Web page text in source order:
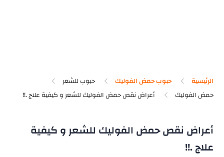
الرئيسية حبوب حمض الفوليك
حبوب للشعر
حمض الفوليك
أعراض نقص حمض الفوليك للشعر و كيفية
علاج .!!